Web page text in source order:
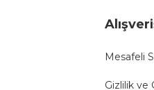
Mesafeli
Gizlilik ve